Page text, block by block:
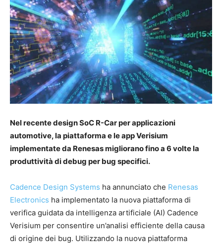
Nel recente design SoC R-Car per applicazioni
automotive, la piattaforma e le app Verisium
implementate da Renesas migliorano fino a 6 volte la
produttività di debug per bug specifici.
Cadence Design Systems ha annunciato che Renesas
Electronics ha implementato la nuova piattaforma di
verifica guidata da intelligenza artificiale (AI) Cadence
Verisium per consentire un’analisi efficiente della causa
di origine dei bug. Utilizzando la nuova piattaforma